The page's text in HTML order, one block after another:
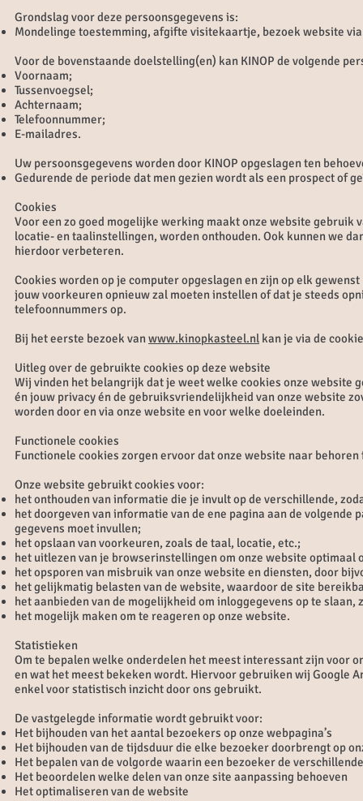
Grondslag voor deze persoonsgegevens is:
Mondelinge toestemming, afgifte visitekaartje, bezoek website
Voor de bovenstaande doelstelling(en) kan KINOP de volgende
Voornaam;
Tussenvoegsel;
Achternaam;
Telefoonnummer;
E-mailadres.
Uw persoonsgegevens worden door KINOP opgeslagen ten
Gedurende de periode dat men gezien wordt als een prospect of
Cookies
Voor een zo goed mogelijke werking maakt onze website
locatie- en taalinstellingen, worden onthouden. Ook kunnen we
hierdoor verbeteren.
Cookies worden op je computer opgeslagen en zijn op elk
jouw voorkeuren opnieuw zal moeten instellen of dat je steeds
telefoonnummers op.
Bij het eerste bezoek vanwww.kinopkasteel.nl kan je via de
Uitleg over de gebruikte cookies op deze website
Wij vinden het belangrijk dat je weet welke cookies onze
én jouw privacy én de gebruiksvriendelijkheid van onze website
worden door en via onze website en voor welke doeleinden.
Functionele cookies
Functionele cookies zorgen ervoor dat onze website naar
Onze website gebruikt cookies voor:
het onthouden van informatie die je invult op de verschillende,
het doorgeven van informatie van de ene pagina aan de
gegevens moet invullen;
het opslaan van voorkeuren, zoals de taal, locatie, etc.;
het uitlezen van je browserinstellingen om onze website optimaal
het opsporen van misbruik van onze website en diensten, door
het gelijkmatig belasten van de website, waardoor de site
het aanbieden van de mogelijkheid om inloggegevens op te
het mogelijk maken om te reageren op onze website.
Statistieken
Om te bepalen welke onderdelen het meest interessant zijn voor
en wat het meest bekeken wordt. Hiervoor gebruiken wij Google
enkel voor statistisch inzicht door ons gebruikt.
De vastgelegde informatie wordt gebruikt voor:
Het bijhouden van het aantal bezoekers op onze webpagina’s
Het bijhouden van de tijdsduur die elke bezoeker doorbrengt op
Het bepalen van de volgorde waarin een bezoeker de
Het beoordelen welke delen van onze site aanpassing behoeven
Het optimaliseren van de website